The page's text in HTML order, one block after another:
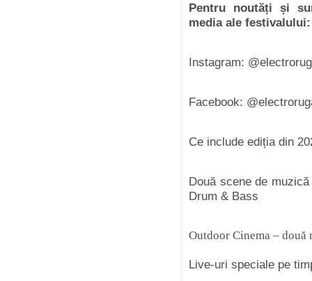
Pentru noutăți și
media ale festivalului:
Instagram:
Facebook:
Ce include ediția din
Două scene de
Drum & Bass
Outdoor Cinema –
Live-uri speciale pe